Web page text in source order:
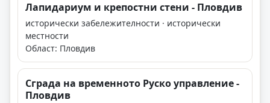
Лапидариум и крепостни стени - Пловдив
исторически забележителности · исторически
местности
Област: Пловдив
Сграда на временното Руско управление -
Пловдив